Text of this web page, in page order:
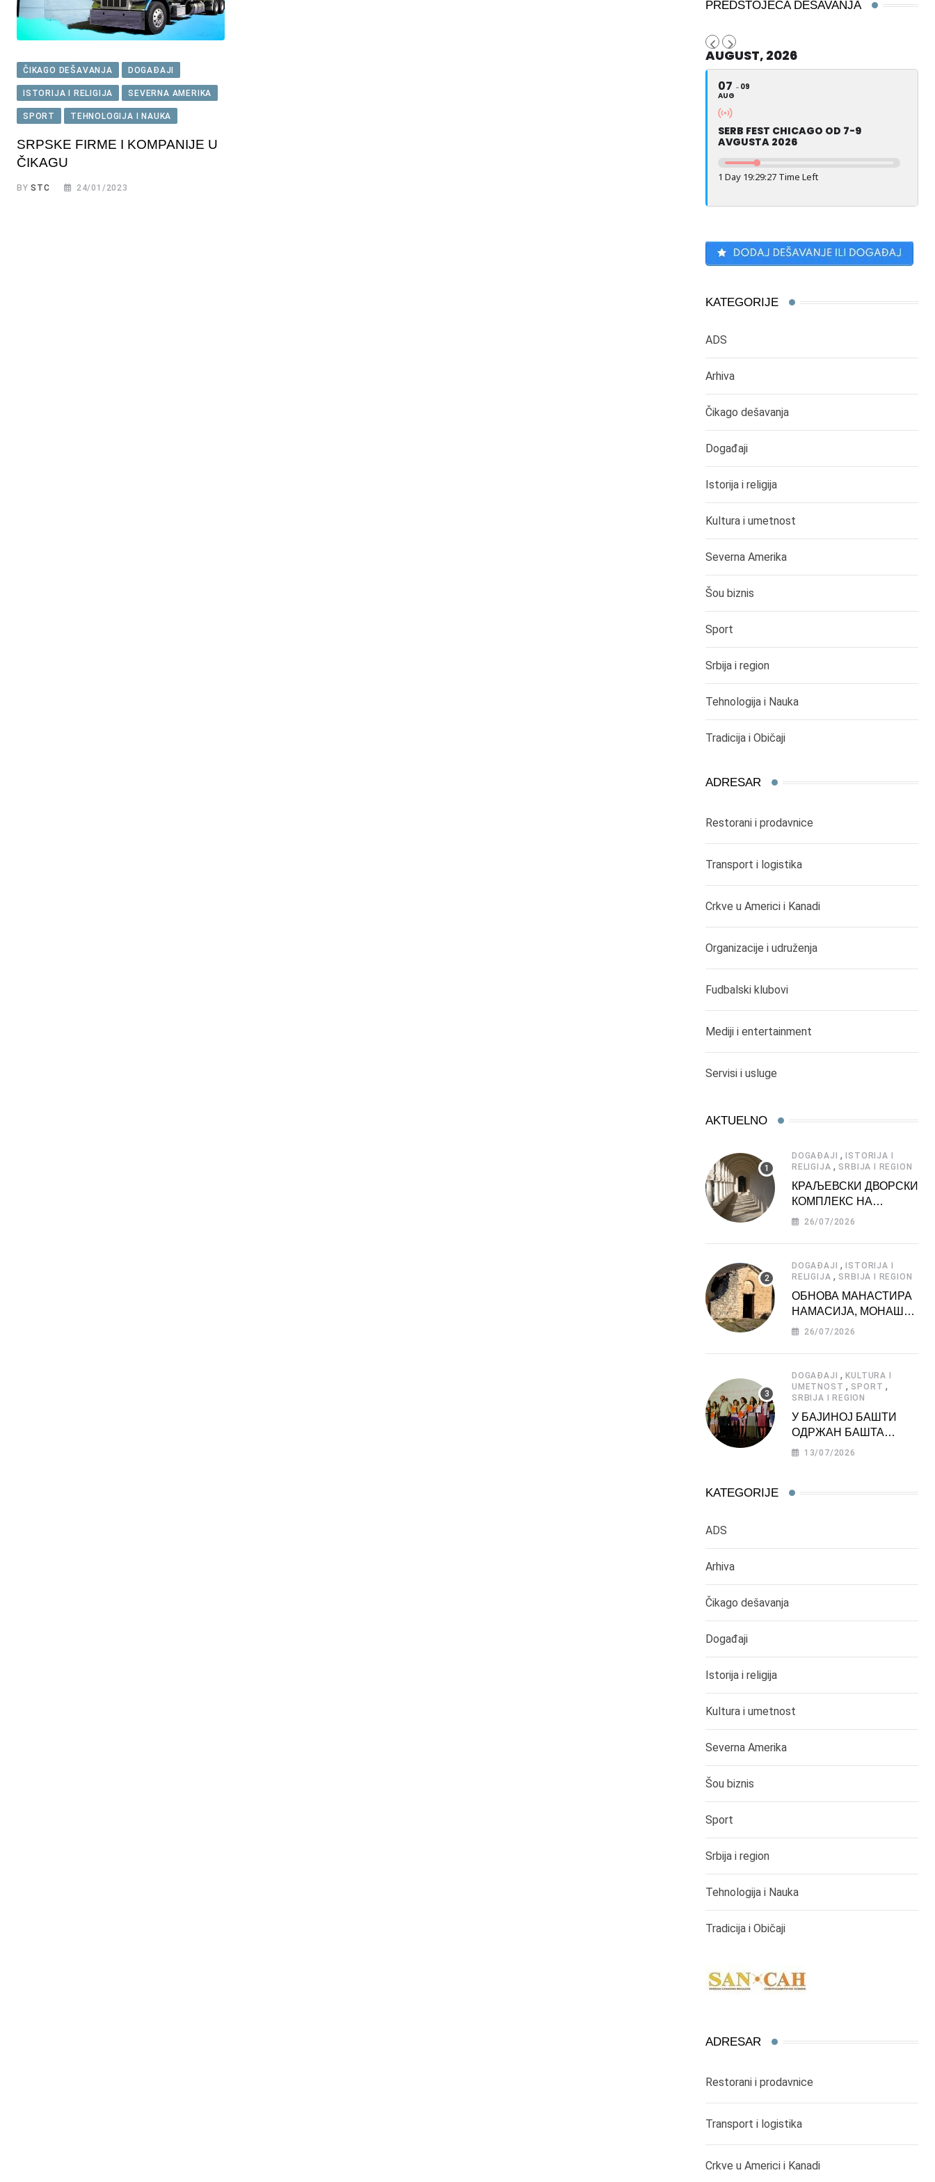
ČIKAGO DEŠAVANJA DOGAĐAJI
ISTORIJA I RELIGIJA SEVERNA AMERIKA
SPORT TEHNOLOGIJA I NAUKA
SRPSKE FIRME I KOMPANIJE U
ČIKAGU
BYSTC 24/01/2023
PREDSTOJEĆA DEŠAVANJA
AUGUST, 2026
07
AUG
09
SERB FEST CHICAGO OD 7-9
AVGUSTA 2026
1 Day 19:29:26 Time Left
KATEGORIJE
ADS
Arhiva
Čikago dešavanja
Događaji
Istorija i religija
Kultura i umetnost
Severna Amerika
Šou biznis
Sport
Srbija i region
Tehnologija i Nauka
Tradicija i Običaji
ADRESAR
Restorani i prodavnice
Transport i logistika
Crkve u Americi i Kanadi
Organizacije i udruženja
Fudbalski klubovi
Mediji i entertainment
Servisi i usluge
AKTUELNO
DOGAĐAJI , ISTORIJA I
RELIGIJA , SRBIJA I REGION
КРАЉЕВСКИ ДВОРСКИ
КОМПЛЕКС НА
ДЕДИЊУ –
АТРАКЦИЈА
26/07/2026
DOGAĐAJI , ISTORIJA I
RELIGIJA , SRBIJA I REGION
ОБНОВА МАНАСТИРА
НАМАСИЈА, МОНАШКЕ
ЗАДУЖБИНЕ
26/07/2026
DOGAĐAJI ,KULTURA I
UMETNOST , SPORT ,
SRBIJA I REGION
У БАЈИНОЈ БАШТИ
ОДРЖАН БАШТА
ФЕСТ 2026
13/07/2026
KATEGORIJE
ADS
Arhiva
Čikago dešavanja
Događaji
Istorija i religija
Kultura i umetnost
Severna Amerika
Šou biznis
Sport
Srbija i region
Tehnologija i Nauka
Tradicija i Običaji
ADRESAR
Restorani i prodavnice
Transport i logistika
Crkve u Americi i Kanadi